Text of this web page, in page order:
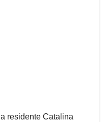
residente Catalina